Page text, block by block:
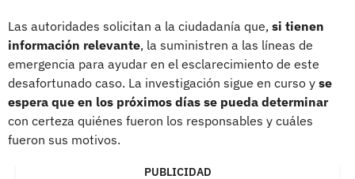
Las autoridades solicitan a la ciudadanía que, si tienen
información relevante, la suministren a las líneas de
emergencia para ayudar en el esclarecimiento de este
desafortunado caso. La investigación sigue en curso y se
espera que en los próximos días se pueda determinar
con certeza quiénes fueron los responsables y cuáles
fueron sus motivos.
PUBLICIDAD